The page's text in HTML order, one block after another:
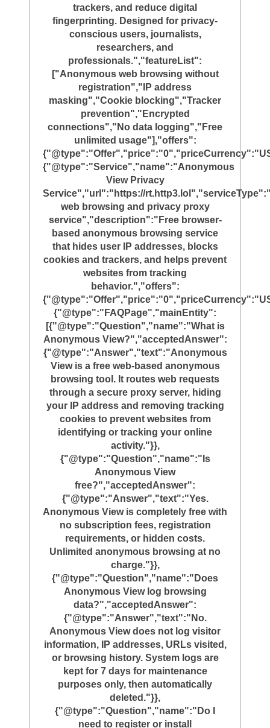
trackers, and reduce digital
fingerprinting. Designed for privacy-
conscious users, journalists,
researchers, and
professionals.","featureList":
["Anonymous web browsing without
registration","IP address
masking","Cookie blocking","Tracker
prevention","Encrypted
connections","No data logging","Free
unlimited usage"],"offers":
{"@type":"Service","name":"Anonymous
View Privacy
Service","url":"https://
web browsing and privacy proxy
service","description":"Free browser-
based anonymous browsing service
that hides user IP addresses, blocks
cookies and trackers, and helps prevent
websites from tracking
behavior.","offers":
{"@type":"FAQPage","mainEntity":
[{"@type":"Question","name":"What is
Anonymous View?","acceptedAnswer":
{"@type":"Answer","text":"Anonymous
View is a free web-based anonymous
browsing tool. It routes web requests
through a secure proxy server, hiding
your IP address and removing tracking
cookies to prevent websites from
identifying or tracking your online
activity."}},
{"@type":"Question","name":"Is
Anonymous View
free?","acceptedAnswer":
{"@type":"Answer","text":"Yes.
Anonymous View is completely free with
no subscription fees, registration
requirements, or hidden costs.
Unlimited anonymous browsing at no
charge."}},
{"@type":"Question","name":"Does
Anonymous View log browsing
data?","acceptedAnswer":
{"@type":"Answer","text":"No.
Anonymous View does not log visitor
information, IP addresses, URLs visited,
or browsing history. System logs are
kept for 7 days for maintenance
purposes only, then automatically
deleted."}},
{"@type":"Question","name":"Do I
need to register or install